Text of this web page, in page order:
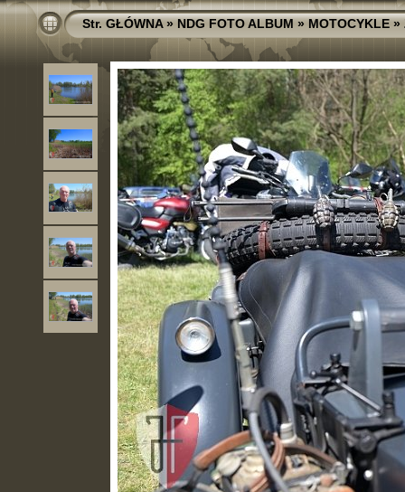
Str. GŁÓWNA»NDG FOTO ALBUM»MOTOCYKLE»